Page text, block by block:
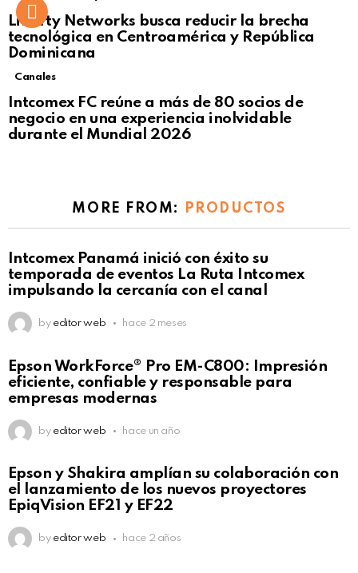
Liberty Networks busca reducir la brecha
tecnológica en Centroamérica y República
Dominicana
Canales
Intcomex FC reúne a más de 80 socios de
negocio en una experiencia inolvidable
durante el Mundial 2026
MORE FROM: PRODUCTOS
Intcomex Panamá inició con éxito su
temporada de eventos La Ruta Intcomex
impulsando la cercanía con el canal
by editor web hace 2 meses
Epson WorkForce® Pro EM-C800: Impresión
eficiente, confiable y responsable para
empresas modernas
by editor web hace un año
Epson y Shakira amplían su colaboración con
el lanzamiento de los nuevos proyectores
EpiqVision EF21 y EF22
by editor web hace 2 años